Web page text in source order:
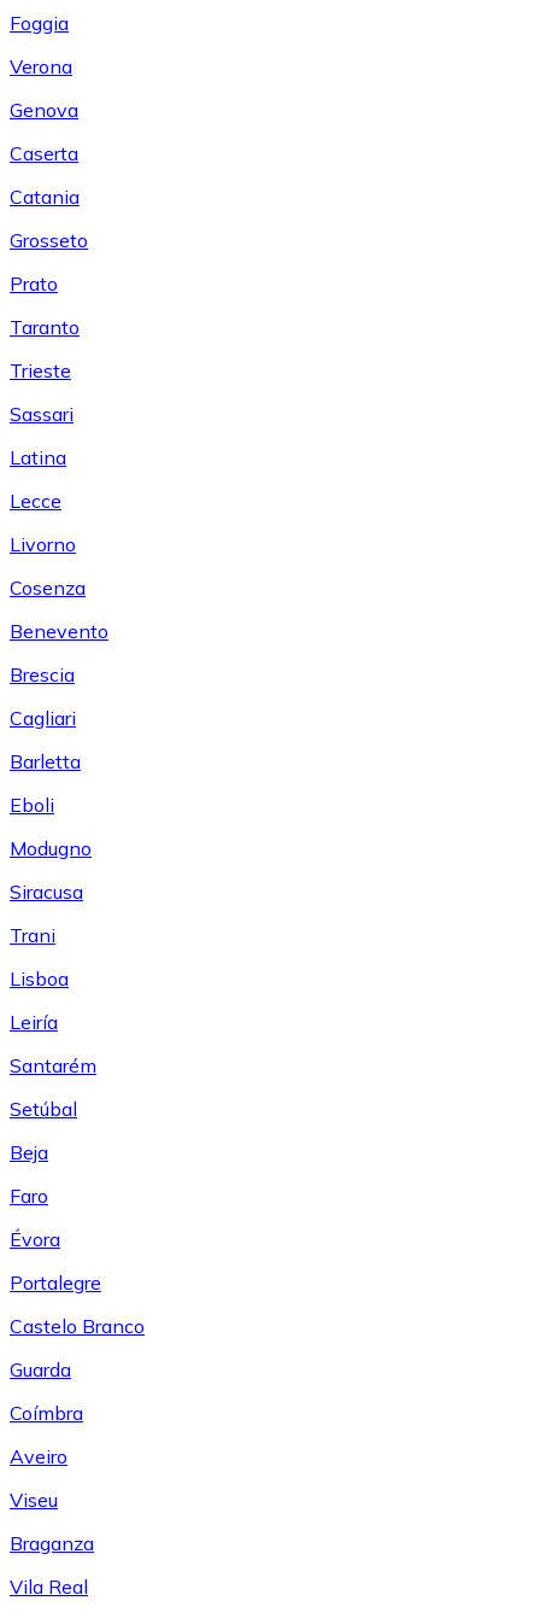
Foggia
Verona
Genova
Caserta
Catania
Grosseto
Prato
Taranto
Trieste
Sassari
Latina
Lecce
Livorno
Cosenza
Benevento
Brescia
Cagliari
Barletta
Eboli
Modugno
Siracusa
Trani
Lisboa
Leiría
Santarém
Setúbal
Beja
Faro
Évora
Portalegre
Castelo Branco
Guarda
Coímbra
Aveiro
Viseu
Braganza
Vila Real